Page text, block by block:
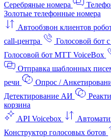
Серебряные номера
Золотые телефонные номера
Автообзвон клиентов
call-центра
Голосовой бот
Голосовой бот МТТ VoiceBox
Отправка шаблонных
речи
Опрос /
Детектирование АИ
корзина
API Voicebox
Конструктор голосовых ботов